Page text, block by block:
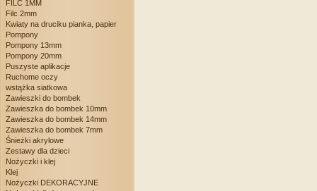
FILC 1MM
Filc 2mm
Kwiaty na druciku pianka, papier
Pompony
Pompony 13mm
Pompony 20mm
Puszyste aplikacje
Ruchome oczy
wstążka siatkowa
Zawieszki do bombek
Zawieszka do bombek 10mm
Zawieszka do bombek 14mm
Zawieszka do bombek 7mm
Śnieżki akrylowe
Zestawy dla dzieci
Nożyczki i klej
Klej
Nożyczki DEKORACYJNE